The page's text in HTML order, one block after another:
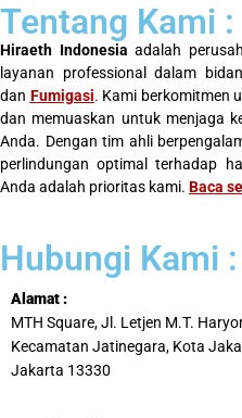
Tentang Kami :
Hiraeth Indonesia adalah
layanan professional dalam
dan Fumigasi. Kami berkomitmen
dan memuaskan untuk menjaga
Anda. Dengan tim ahli
perlindungan optimal terhadap
Anda adalah prioritas kami. Baca
Hubungi Kami :
Alamat :
MTH Square, Jl. Letjen M.T.
Kecamatan Jatinegara, Kota
Jakarta 13330